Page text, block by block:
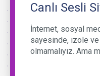
Canlı Sesli
İnternet, sosyal
sayesinde, izole
olmamalıyız. Ama